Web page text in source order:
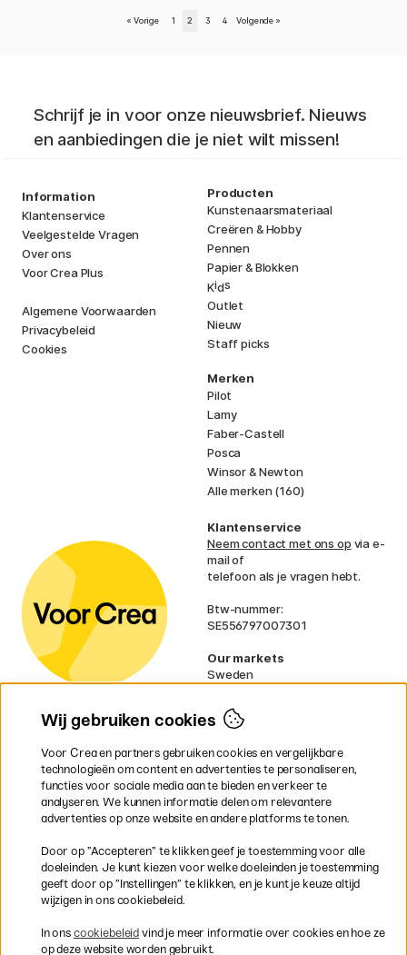
« Vorige 1 2 3 4 Volgende »
Schrijf je in voor onze nieuwsbrief. Nieuws
en aanbiedingen die je niet wilt missen!
Information
Klantenservice
Veelgestelde Vragen
Over ons
Voor Crea Plus
Algemene Voorwaarden
Privacybeleid
Cookies
Producten
Kunstenaarsmateriaal
Creëren & Hobby
Pennen
Papier & Blokken
Kids
Outlet
Nieuw
Staff picks
Merken
Pilot
Lamy
Faber-Castell
Posca
Winsor & Newton
Alle merken (160)
Klantenservice
Neem contact met ons op via e-
mail of
telefoon als je vragen hebt.
Btw-nummer:
SE556797007301
Our markets
Sweden
Denmark
Finland
Ireland
Germany
UK
EU
gelden voor volumineuze producten.
Snel en veilig met creditcard of iDEAL
Wij gebruiken cookies
Voor Crea en partners gebruiken cookies en vergelijkbare
technologieën om content en advertenties te personaliseren,
functies voor sociale media aan te bieden en verkeer te
analyseren. We kunnen informatie delen om relevantere
advertenties op onze website en andere platforms te tonen.
Door op ”Accepteren” te klikken geef je toestemming voor alle
doeleinden. Je kunt kiezen voor welke doeleinden je toestemming
geeft door op ”Instellingen” te klikken, en je kunt je keuze altijd
wijzigen in ons cookiebeleid.
In ons cookiebeleid vind je meer informatie over cookies en hoe ze
op deze website worden gebruikt.